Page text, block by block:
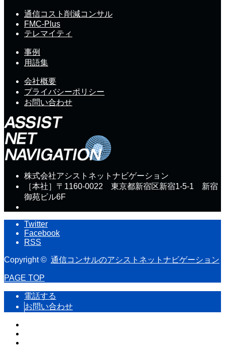
通信コスト削減コンサル
FMC-Plus
テレマイティ
事例
用語集
会社概要
プライバシーポリシー
お問い合わせ
株式会社アシストネットナビゲーション
［本社］〒1160-0022 東京都新宿区新宿1-5-1 新宿
御苑ビル6F
Twitter
Facebook
RSS
Copyright © 通信コンサルのアシストネットナビゲーション
PAGE TOP
電話する
お問い合わせ